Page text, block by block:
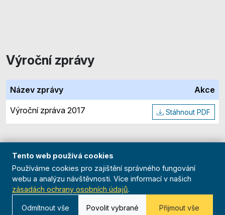
Výroční zprávy
Název zprávy Akce
Výroční zpráva 2017 Stáhnout PDF
Zpět na hlavní web Orla
Tento web používá cookies
Používáme cookies pro zajištění správného fungování
webu a analýzu návštěvnosti. Více informací v našich
zásadách ochrany osobních údajů.
Odmítnout vše Povolit vybrané Přijmout vše